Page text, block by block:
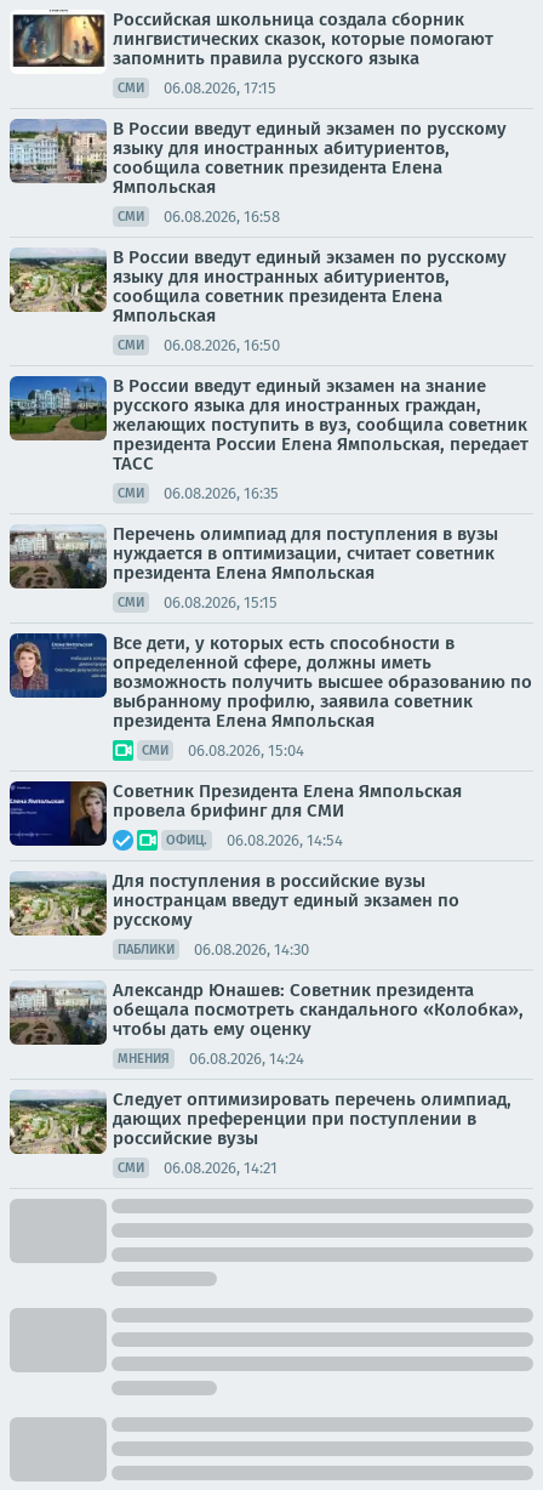
Российская школьница создала сборник
лингвистических сказок, которые помогают
запомнить правила русского языка
СМИ 06.08.2026, 17:15
В России введут единый экзамен по русскому
языку для иностранных абитуриентов,
сообщила советник президента Елена
Ямпольская
СМИ 06.08.2026, 16:58
В России введут единый экзамен по русскому
языку для иностранных абитуриентов,
сообщила советник президента Елена
Ямпольская
СМИ 06.08.2026, 16:50
В России введут единый экзамен на знание
русского языка для иностранных граждан,
желающих поступить в вуз, сообщила советник
президента России Елена Ямпольская, передает
ТАСС
СМИ 06.08.2026, 16:35
Перечень олимпиад для поступления в вузы
нуждается в оптимизации, считает советник
президента Елена Ямпольская
СМИ 06.08.2026, 15:15
Все дети, у которых есть способности в
определенной сфере, должны иметь
возможность получить высшее образованию по
выбранному профилю, заявила советник
президента Елена Ямпольская
СМИ 06.08.2026, 15:04
Советник Президента Елена Ямпольская
провела брифинг для СМИ
ОФИЦ. 06.08.2026, 14:54
Для поступления в российские вузы
иностранцам введут единый экзамен по
русскому
ПАБЛИКИ 06.08.2026, 14:30
Александр Юнашев: Советник президента
обещала посмотреть скандального «Колобка»,
чтобы дать ему оценку
МНЕНИЯ 06.08.2026, 14:24
Следует оптимизировать перечень олимпиад,
дающих преференции при поступлении в
российские вузы
СМИ 06.08.2026, 14:21